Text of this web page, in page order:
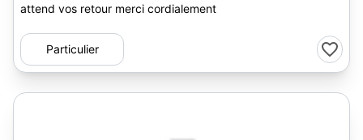
attend vos retour merci cordialement
Particulier